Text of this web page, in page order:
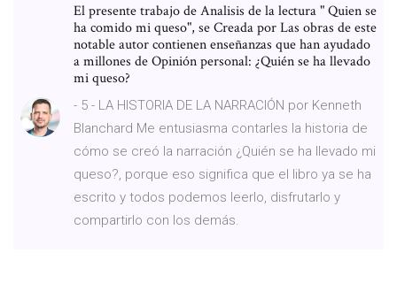
El presente trabajo de Analisis de la lectura " Quien se
ha comido mi queso", se Creada por Las obras de este
notable autor contienen enseñanzas que han ayudado
a millones de Opinión personal: ¿Quién se ha llevado
mi queso?
- 5 - LA HISTORIA DE LA NARRACIÓN por Kenneth
Blanchard Me entusiasma contarles la historia de
cómo se creó la narración ¿Quién se ha llevado mi
queso?, porque eso significa que el libro ya se ha
escrito y todos podemos leerlo, disfrutarlo y
compartirlo con los demás.